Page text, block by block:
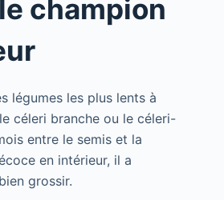
champion
légumes les plus lents à
céleri branche ou le céleri-
entre le semis et la
en intérieur, il a
grossir.